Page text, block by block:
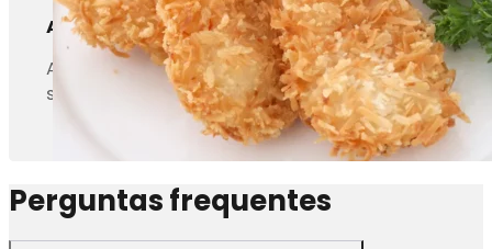
Almôndegas e nuggets de peixe
A fritadeira contínua também pode fritar as
ser de 500kg/hr a 3000kg/hr. O óleo será
Perguntas frequentes